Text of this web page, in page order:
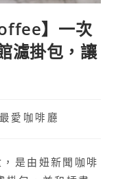
】一次
濾掛包，讓
最愛咖啡廳
是由妞新聞咖啡